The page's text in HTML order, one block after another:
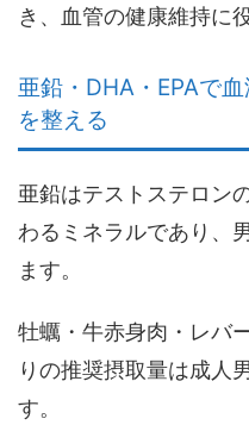
き、血管の健康維持に
亜鉛・DHA・EPAで
を整える
亜鉛はテストステロン
わるミネラルであり、
ます。
牡蠣・牛赤身肉・レバ
りの推奨摂取量は成人
す。